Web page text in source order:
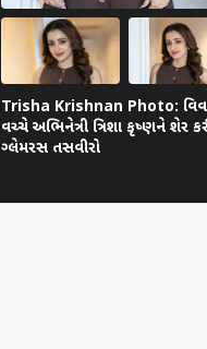
Trisha Krishnan Photo:
વચ્ચે અભિનેત્રી ત્રિશા કૃષ્ણને શેર
ગ્લેમરસ તસવીરો